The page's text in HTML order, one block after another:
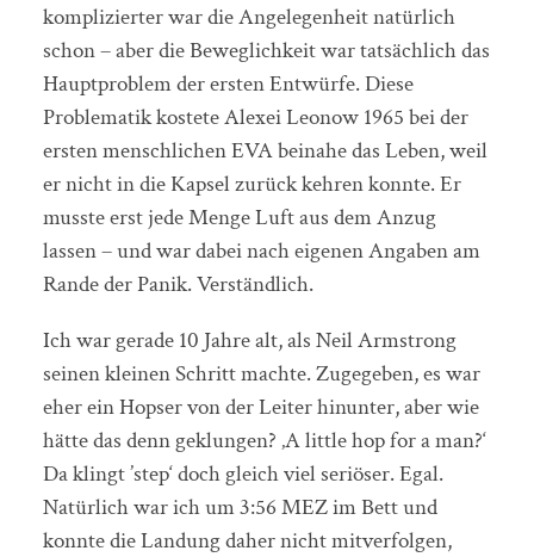
komplizierter war die Angelegenheit natürlich
schon – aber die Beweglichkeit war tatsächlich das
Hauptproblem der ersten Entwürfe. Diese
Problematik kostete Alexei Leonow 1965 bei der
ersten menschlichen EVA beinahe das Leben, weil
er nicht in die Kapsel zurück kehren konnte. Er
musste erst jede Menge Luft aus dem Anzug
lassen – und war dabei nach eigenen Angaben am
Rande der Panik. Verständlich.
Ich war gerade 10 Jahre alt, als Neil Armstrong
seinen kleinen Schritt machte. Zugegeben, es war
eher ein Hopser von der Leiter hinunter, aber wie
hätte das denn geklungen? ‚A little hop for a man?‘
Da klingt ’step‘ doch gleich viel seriöser. Egal.
Natürlich war ich um 3:56 MEZ im Bett und
konnte die Landung daher nicht mitverfolgen,